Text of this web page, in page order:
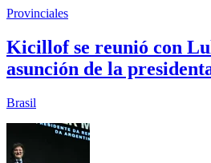
Provinciales
Kicillof se reunió con
asunción de la
Brasil